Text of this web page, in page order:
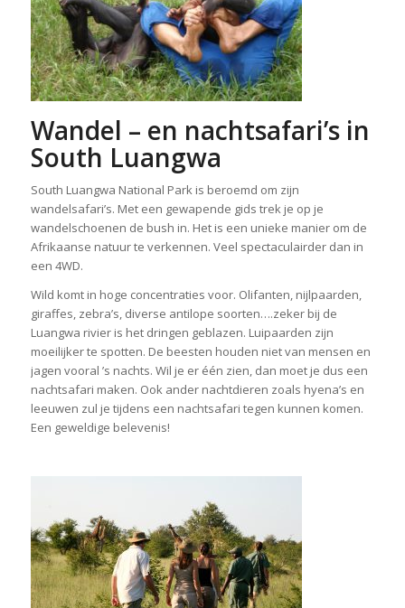
Wandel – en nachtsafari’s in
South Luangwa
South Luangwa National Park is beroemd om zijn
wandelsafari’s. Met een gewapende gids trek je op je
wandelschoenen de bush in. Het is een unieke manier om de
Afrikaanse natuur te verkennen. Veel spectaculairder dan in
een 4WD.
Wild komt in hoge concentraties voor. Olifanten, nijlpaarden,
giraffes, zebra’s, diverse antilope soorten….zeker bij de
Luangwa rivier is het dringen geblazen. Luipaarden zijn
moeilijker te spotten. De beesten houden niet van mensen en
jagen vooral ’s nachts. Wil je er één zien, dan moet je dus een
nachtsafari maken. Ook ander nachtdieren zoals hyena’s en
leeuwen zul je tijdens een nachtsafari tegen kunnen komen.
Een geweldige belevenis!